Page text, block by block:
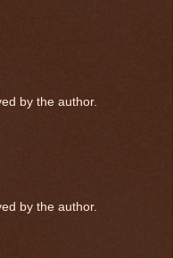
by the author.
by the author.